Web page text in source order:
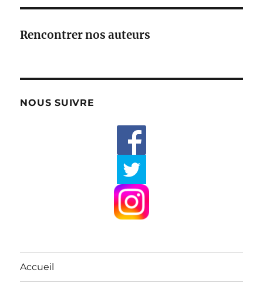
Rencontrer nos auteurs
NOUS SUIVRE
Accueil